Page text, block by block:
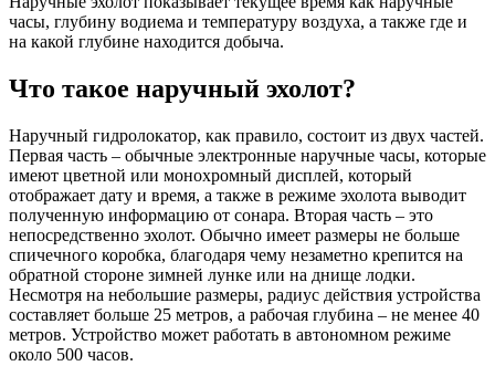
часы, глубину водиема и температуру воздуха, а также где и
на какой глубине находится добыча.
Что такое наручный эхолот?
Наручный гидролокатор, как правило, состоит из двух частей.
Первая часть – обычные электронные наручные часы, которые
имеют цветной или монохромный дисплей, который
отображает дату и время, а также в режиме эхолота выводит
полученную информацию от сонара. Вторая часть – это
непосредственно эхолот. Обычно имеет размеры не больше
спичечного коробка, благодаря чему незаметно крепится на
обратной стороне зимней лунке или на днище лодки.
Несмотря на небольшие размеры, радиус действия устройства
составляет больше 25 метров, а рабочая глубина – не менее 40
метров. Устройство может работать в автономном режиме
около 500 часов.